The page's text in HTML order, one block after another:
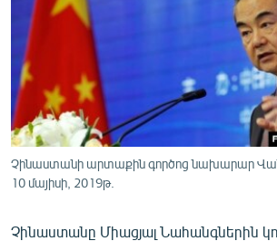
ՄՇԱԿՈՒՅԹ
ՍՊՈՐՏ
ՄԵԿՆԱԲԱՆՈՒԹՅՈՒՆ
ՏՏ ԵՒ ԻՆՏԵՐՆԵՏ
ԱՐԽԻՎ
Չինաստանի արտաքին գործոց նախարար
10 մայիսի, 2019թ.
Չինաստանը Միացյալ Նահանգներին